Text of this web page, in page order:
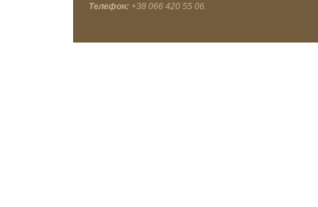
Телефон: +38 066 420 55 06.